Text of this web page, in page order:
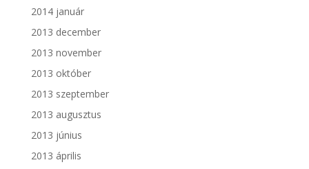
2014 január
2013 december
2013 november
2013 október
2013 szeptember
2013 augusztus
2013 június
2013 április